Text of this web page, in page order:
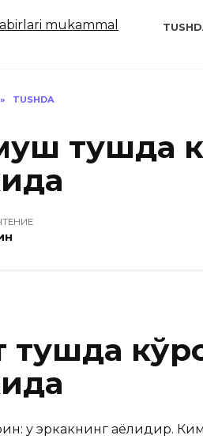
» TUSHDA
тушда
тушда
у эркакнинг аёлидир.